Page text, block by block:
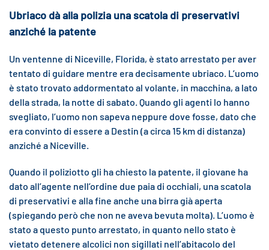
Ubriaco dà alla polizia una scatola di preservativi
anziché la patente
Un ventenne di Niceville, Florida, è stato arrestato per aver
tentato di guidare mentre era decisamente ubriaco. L’uomo
è stato trovato addormentato al volante, in macchina, a lato
della strada, la notte di sabato. Quando gli agenti lo hanno
svegliato, l’uomo non sapeva neppure dove fosse, dato che
era convinto di essere a Destin (a circa 15 km di distanza)
anziché a Niceville.
Quando il poliziotto gli ha chiesto la patente, il giovane ha
dato all’agente nell’ordine due paia di occhiali, una scatola
di preservativi e alla fine anche una birra già aperta
(spiegando però che non ne aveva bevuta molta). L’uomo è
stato a questo punto arrestato, in quanto nello stato è
vietato detenere alcolici non sigillati nell’abitacolo del